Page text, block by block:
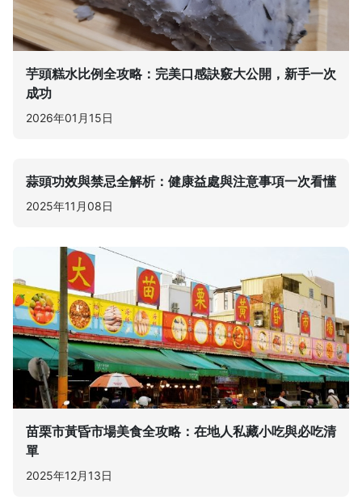
芋頭糕水比例全攻略：完美口感訣竅大公開，新手一次
成功
2026年01月15日
蒜頭功效與禁忌全解析：健康益處與注意事項一次看懂
2025年11月08日
苗栗市黃昏市場美食全攻略：在地人私藏小吃與必吃清
單
2025年12月13日